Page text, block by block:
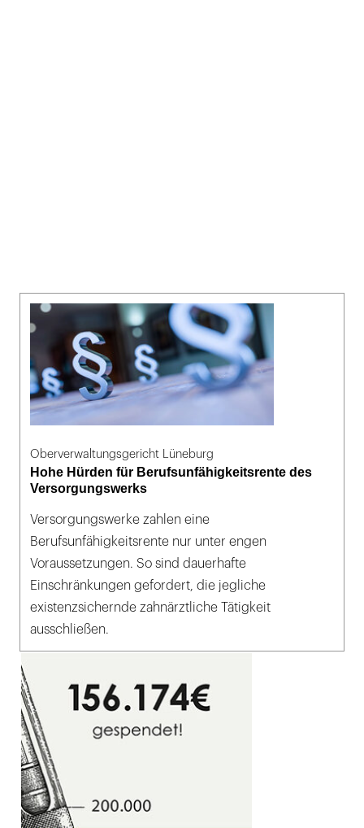
Oberverwaltungsgericht Lüneburg
Hohe Hürden für Berufsunfähigkeitsrente des
Versorgungswerks
Versorgungswerke zahlen eine
Berufsunfähigkeitsrente nur unter engen
Voraussetzungen. So sind dauerhafte
Einschränkungen gefordert, die jegliche
existenzsichernde zahnärztliche Tätigkeit
ausschließen.